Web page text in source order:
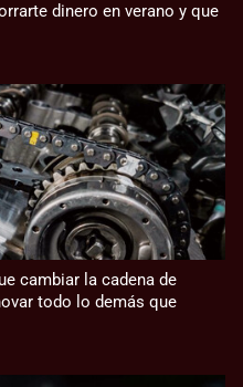
dinero en verano y que
cambiar la cadena de
todo lo demás que